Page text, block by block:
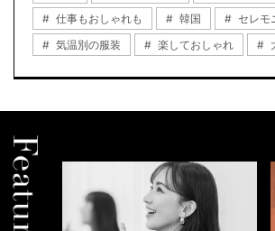
仕事もおしゃれも
韓国
セレモ
気温別の服装
楽しておしゃれ